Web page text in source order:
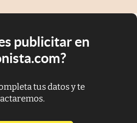
publicitar en
tus datos y te